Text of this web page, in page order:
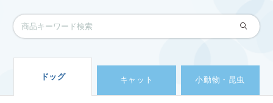
ドッグ キャット 小動物・昆虫